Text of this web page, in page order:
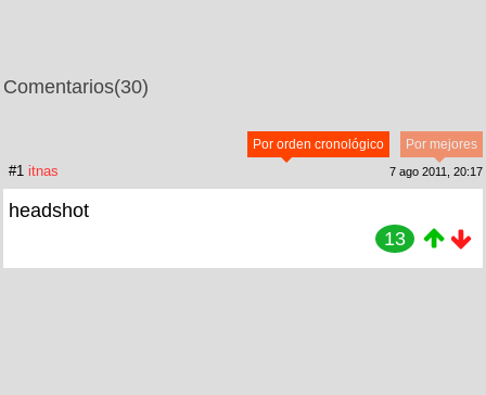
Comentarios(30)
Por mejores
Por orden cronológico
#1 itnas 7 ago 2011, 20:17
headshot
13